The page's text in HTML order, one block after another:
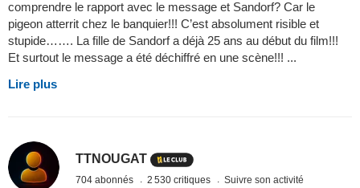
comprendre le rapport avec le message et Sandorf? Car le
pigeon atterrit chez le banquier!!! C’est absolument risible et
stupide……. La fille de Sandorf a déjà 25 ans au début du film!!!
Et surtout le message a été déchiffré en une scène!!! ...
Lire plus
TTNOUGAT
704 abonnés 2 530 critiques Suivre son activité